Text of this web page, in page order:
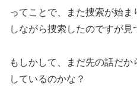
ってことで、また捜索が始
しながら捜索したのですが見
もしかして、まだ先の話だ
しているのかな？